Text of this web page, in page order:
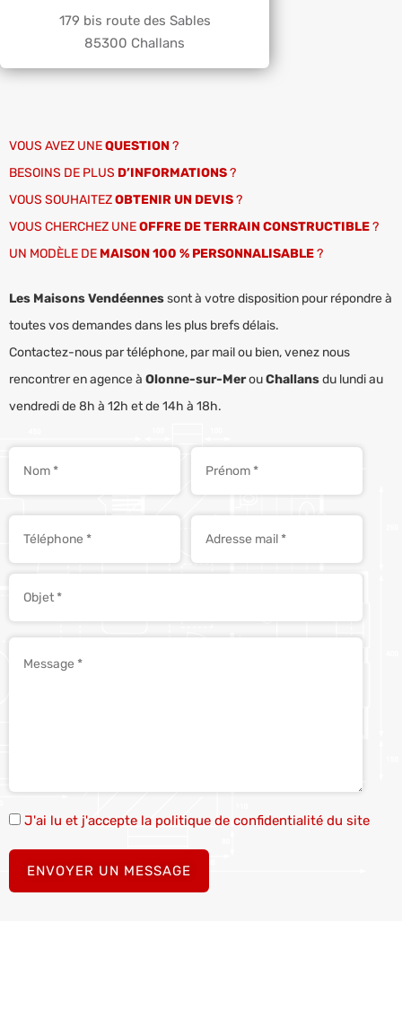
179 bis route des Sables
85300 Challans
VOUS AVEZ UNEQUESTION?
BESOINS DE PLUS D’INFORMATIONS?
VOUS SOUHAITEZOBTENIR UN DEVIS?
VOUS CHERCHEZ UNEOFFRE DE TERRAIN CONSTRUCTIBLE?
UN MODÈLE DE MAISON 100 % PERSONNALISABLE?
Les Maisons Vendéennessont à votre disposition pour répondre à
toutes vos demandes dans les plus brefs délais.
Contactez-nous par téléphone, par mail ou bien, venez nous
rencontrer en agence à Olonne-sur-MerouChallansdu lundi au
vendredi de 8h à 12h et de 14h à 18h.
J'ai lu et j'accepte la politique de confidentialité du site